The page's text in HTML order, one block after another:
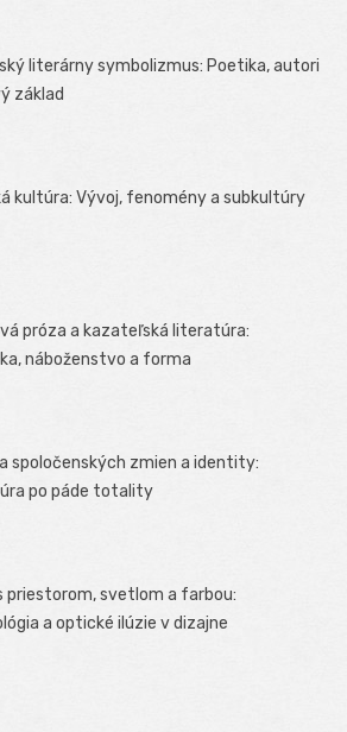
literárny symbolizmus: Poetika, autori
základ
kultúra: Vývoj, fenomény a subkultúry
próza a kazateľská literatúra:
náboženstvo a forma
spoločenských zmien a identity:
po páde totality
priestorom, svetlom a farbou:
a optické ilúzie v dizajne